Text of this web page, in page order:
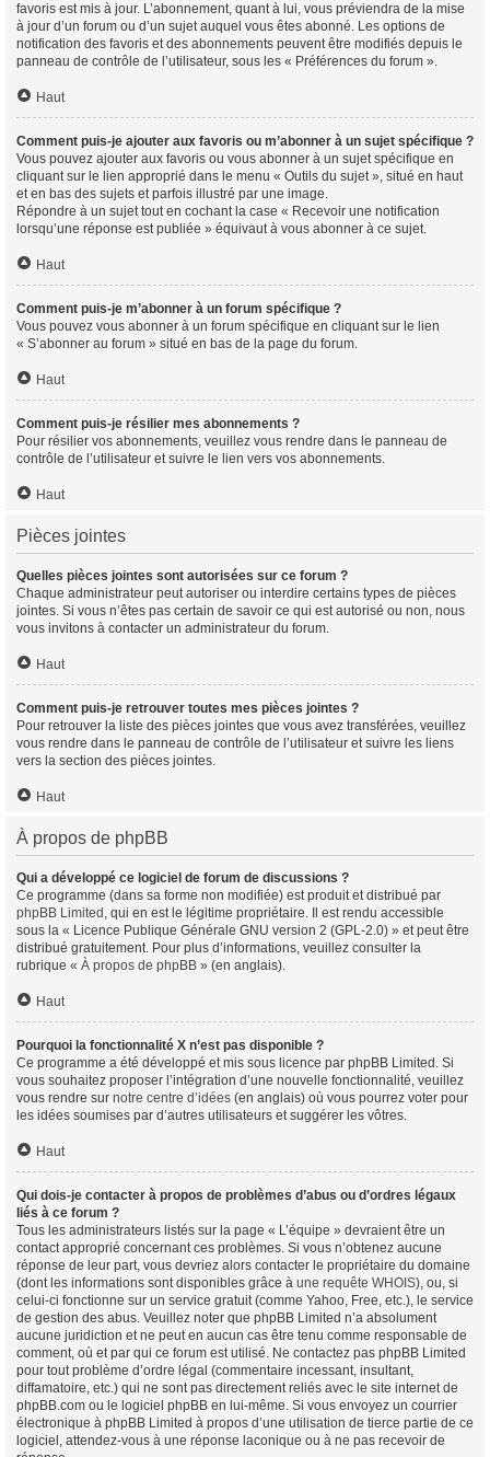
favoris est mis à jour. L’abonnement, quant à lui, vous préviendra de la mise
à jour d’un forum ou d’un sujet auquel vous êtes abonné. Les options de
notification des favoris et des abonnements peuvent être modifiés depuis le
panneau de contrôle de l’utilisateur, sous les « Préférences du forum ».
Haut
Comment puis-je ajouter aux favoris ou m’abonner à un sujet spécifique ?
Vous pouvez ajouter aux favoris ou vous abonner à un sujet spécifique en
cliquant sur le lien approprié dans le menu « Outils du sujet », situé en haut
et en bas des sujets et parfois illustré par une image.
Répondre à un sujet tout en cochant la case « Recevoir une notification
lorsqu’une réponse est publiée » équivaut à vous abonner à ce sujet.
Haut
Comment puis-je m’abonner à un forum spécifique ?
Vous pouvez vous abonner à un forum spécifique en cliquant sur le lien
« S’abonner au forum » situé en bas de la page du forum.
Haut
Comment puis-je résilier mes abonnements ?
Pour résilier vos abonnements, veuillez vous rendre dans le panneau de
contrôle de l’utilisateur et suivre le lien vers vos abonnements.
Haut
Pièces jointes
Quelles pièces jointes sont autorisées sur ce forum ?
Chaque administrateur peut autoriser ou interdire certains types de pièces
jointes. Si vous n’êtes pas certain de savoir ce qui est autorisé ou non, nous
vous invitons à contacter un administrateur du forum.
Haut
Comment puis-je retrouver toutes mes pièces jointes ?
Pour retrouver la liste des pièces jointes que vous avez transférées, veuillez
vous rendre dans le panneau de contrôle de l’utilisateur et suivre les liens
vers la section des pièces jointes.
Haut
À propos de phpBB
Qui a développé ce logiciel de forum de discussions ?
Ce programme (dans sa forme non modifiée) est produit et distribué par
phpBB Limited , qui en est le légitime propriétaire. Il est rendu accessible
sous la « Licence Publique Générale GNU version 2 (GPL-2.0) » et peut être
distribué gratuitement. Pour plus d’informations, veuillez consulter la
rubrique « À propos de phpBB » (en anglais).
Haut
Pourquoi la fonctionnalité X n’est pas disponible ?
Ce programme a été développé et mis sous licence par phpBB Limited. Si
vous souhaitez proposer l’intégration d’une nouvelle fonctionnalité, veuillez
vous rendre sur notre centre d’idées (en anglais) où vous pourrez voter pour
les idées soumises par d’autres utilisateurs et suggérer les vôtres.
Haut
Qui dois-je contacter à propos de problèmes d’abus ou d’ordres légaux
liés à ce forum ?
Tous les administrateurs listés sur la page « L’équipe » devraient être un
contact approprié concernant ces problèmes. Si vous n’obtenez aucune
réponse de leur part, vous devriez alors contacter le propriétaire du domaine
(dont les informations sont disponibles grâce à une requête WHOIS), ou, si
celui-ci fonctionne sur un service gratuit (comme Yahoo, Free, etc.), le service
de gestion des abus. Veuillez noter que phpBB Limited n’a absolument
aucune juridiction et ne peut en aucun cas être tenu comme responsable de
comment, où et par qui ce forum est utilisé. Ne contactez pas phpBB Limited
pour tout problème d’ordre légal (commentaire incessant, insultant,
diffamatoire, etc.) qui ne sont pas directement reliés avec le site internet de
phpBB.com ou le logiciel phpBB en lui-même. Si vous envoyez un courrier
électronique à phpBB Limited à propos d’une utilisation de tierce partie de ce
logiciel, attendez-vous à une réponse laconique ou à ne pas recevoir de